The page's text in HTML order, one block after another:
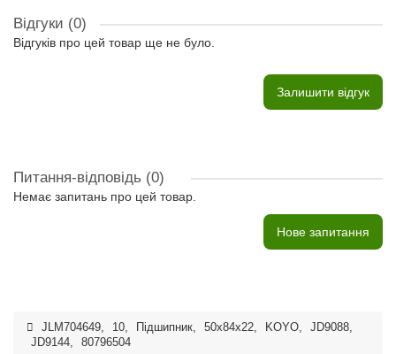
Відгуки (0)
Відгуків про цей товар ще не було.
Залишити відгук
Питання-відповідь (0)
Немає запитань про цей товар.
Нове запитання
JLM704649, 10, Підшипник, 50x84x22, KOYO, JD9088,
JD9144, 80796504